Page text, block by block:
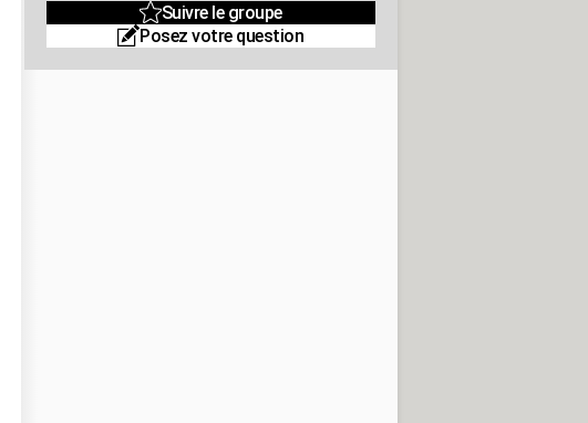
Suivre le groupe
Posez votre question